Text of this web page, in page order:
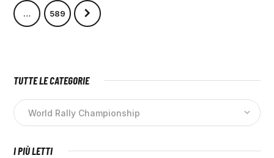
… 589
>
TUTTE LE CATEGORIE
I PIÙ LETTI